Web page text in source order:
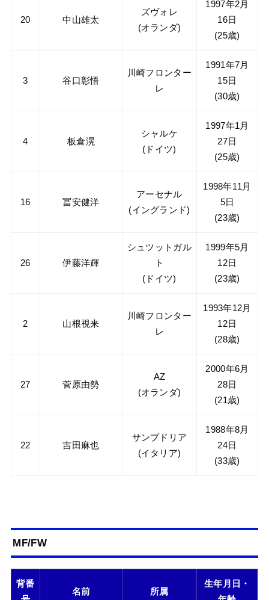
20 中山雄太
ズヴォレ
(オランダ)
1997年2月
16日
(25歳)
3 谷口彰悟
川崎フロンター
レ
1991年7月
15日
(30歳)
4 板倉滉
シャルケ
(ドイツ)
1997年1月
27日
(25歳)
16 冨安健洋
アーセナル
(イングランド)
1998年11月
5日
(23歳)
26 伊藤洋輝
シュツットガル
ト
(ドイツ)
1999年5月
12日
(23歳)
2 山根視来
川崎フロンター
レ
1993年12月
12日
(28歳)
27 菅原由勢
AZ
(オランダ)
2000年6月
28日
(21歳)
22 吉田麻也
サンプドリア
(イタリア)
1988年8月
24日
(33歳)
MF/FW
背番
名前 所属
生年月日・